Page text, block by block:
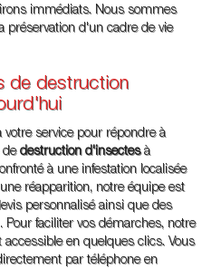
immédiats. Nous sommes
préservation d'un cadre de vie
de destruction
votre service pour répondre à
de destruction d'insectesà
à une infestation localisée
réapparition, notre équipe est
personnalisé ainsi que des
Pour faciliter vos démarches, notre
en quelques clics. Vous
par téléphone en